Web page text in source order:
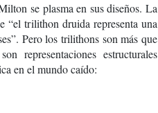
se plasma en sus diseños. La
“el trilithon druida representa una
Pero los trilithons son más que
representaciones estructurales
en el mundo caído: